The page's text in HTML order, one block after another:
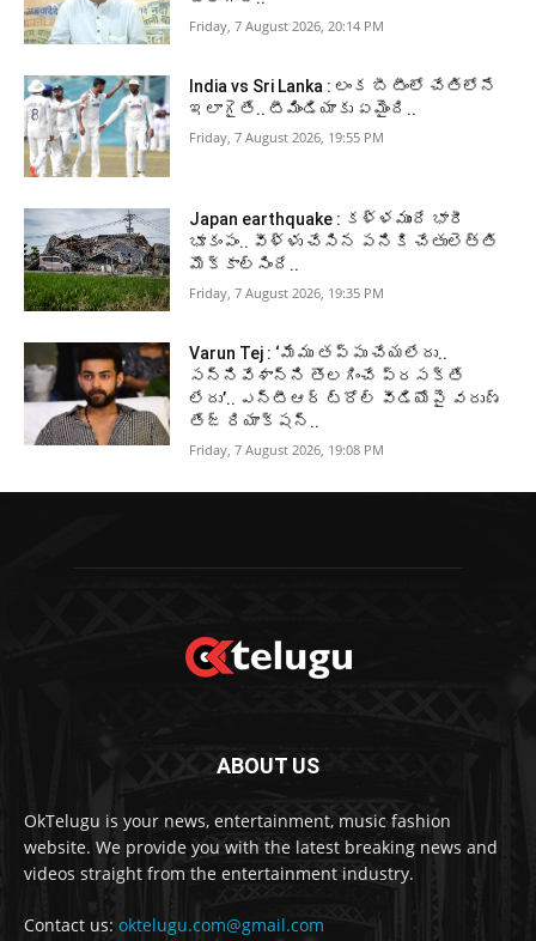
Friday, 7 August 2026, 20:14 PM
India vs Sri Lanka : లంక బీ టీంలో చేతిలోనే
ఇలాగైతే.. టీమిండియాకు ఏమైంది..
Friday, 7 August 2026, 19:55 PM
Japan earthquake : కళ్ళముందే భారీ
భూకంపం.. వీళ్ళు చేసిన పనికి చేతులెత్తి
మొక్కాల్సిందే..
Friday, 7 August 2026, 19:35 PM
Varun Tej : ‘మేము తప్పు చేయలేదు..
సన్నివేశాన్ని తొలగించే ప్రసక్తే
లేదు’.. ఎన్టీఆర్ ట్రోల్ వీడియోపై వరుణ్
తేజ్ రియాక్షన్..
Friday, 7 August 2026, 19:08 PM
ABOUT US
OkTelugu is your news, entertainment, music fashion
website. We provide you with the latest breaking news and
videos straight from the entertainment industry.
Contact us: oktelugu.com@gmail.com